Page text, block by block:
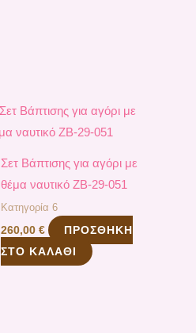
Σετ Βάπτισης για αγόρι με
θέμα ναυτικό ΖΒ-29-051
Κατηγορία 6
260,00€
ΠΡΟΣΘΉΚΗ
ΣΤΟ ΚΑΛΆΘΙ